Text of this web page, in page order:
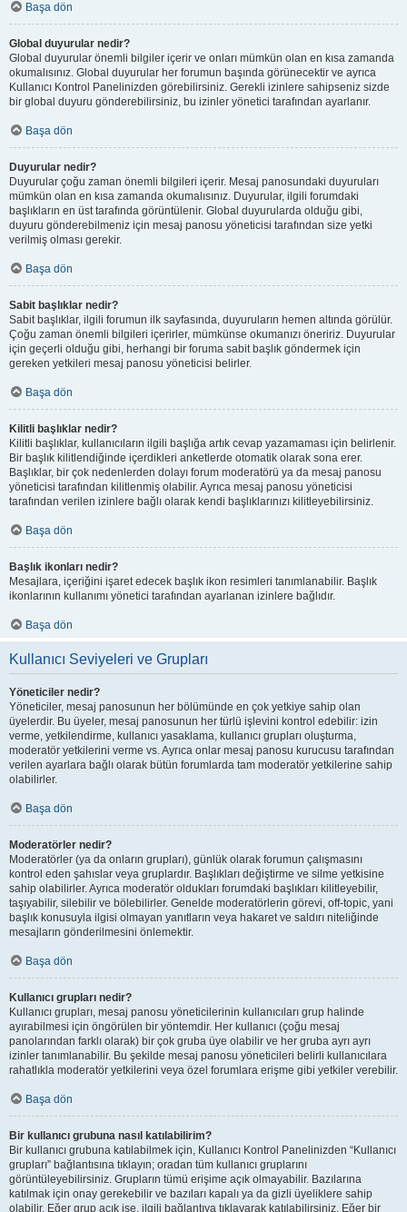
Başa dön
Global duyurular nedir?
Global duyurular önemli bilgiler içerir ve onları mümkün olan en kısa zamanda
okumalısınız. Global duyurular her forumun başında görünecektir ve ayrıca
Kullanıcı Kontrol Panelinizden görebilirsiniz. Gerekli izinlere sahipseniz sizde
bir global duyuru gönderebilirsiniz, bu izinler yönetici tarafından ayarlanır.
Başa dön
Duyurular nedir?
Duyurular çoğu zaman önemli bilgileri içerir. Mesaj panosundaki duyuruları
mümkün olan en kısa zamanda okumalısınız. Duyurular, ilgili forumdaki
başlıkların en üst tarafında görüntülenir. Global duyurularda olduğu gibi,
duyuru gönderebilmeniz için mesaj panosu yöneticisi tarafından size yetki
verilmiş olması gerekir.
Başa dön
Sabit başlıklar nedir?
Sabit başlıklar, ilgili forumun ilk sayfasında, duyuruların hemen altında görülür.
Çoğu zaman önemli bilgileri içerirler, mümkünse okumanızı öneririz. Duyurular
için geçerli olduğu gibi, herhangi bir foruma sabit başlık göndermek için
gereken yetkileri mesaj panosu yöneticisi belirler.
Başa dön
Kilitli başlıklar nedir?
Kilitli başlıklar, kullanıcıların ilgili başlığa artık cevap yazamaması için belirlenir.
Bir başlık kilitlendiğinde içerdikleri anketlerde otomatik olarak sona erer.
Başlıklar, bir çok nedenlerden dolayı forum moderatörü ya da mesaj panosu
yöneticisi tarafından kilitlenmiş olabilir. Ayrıca mesaj panosu yöneticisi
tarafından verilen izinlere bağlı olarak kendi başlıklarınızı kilitleyebilirsiniz.
Başa dön
Başlık ikonları nedir?
Mesajlara, içeriğini işaret edecek başlık ikon resimleri tanımlanabilir. Başlık
ikonlarının kullanımı yönetici tarafından ayarlanan izinlere bağlıdır.
Başa dön
Kullanıcı Seviyeleri ve Grupları
Yöneticiler nedir?
Yöneticiler, mesaj panosunun her bölümünde en çok yetkiye sahip olan
üyelerdir. Bu üyeler, mesaj panosunun her türlü işlevini kontrol edebilir: izin
verme, yetkilendirme, kullanıcı yasaklama, kullanıcı grupları oluşturma,
moderatör yetkilerini verme vs. Ayrıca onlar mesaj panosu kurucusu tarafından
verilen ayarlara bağlı olarak bütün forumlarda tam moderatör yetkilerine sahip
olabilirler.
Başa dön
Moderatörler nedir?
Moderatörler (ya da onların grupları), günlük olarak forumun çalışmasını
kontrol eden şahıslar veya gruplardır. Başlıkları değiştirme ve silme yetkisine
sahip olabilirler. Ayrıca moderatör oldukları forumdaki başlıkları kilitleyebilir,
taşıyabilir, silebilir ve bölebilirler. Genelde moderatörlerin görevi, off-topic, yani
başlık konusuyla ilgisi olmayan yanıtların veya hakaret ve saldırı niteliğinde
mesajların gönderilmesini önlemektir.
Başa dön
Kullanıcı grupları nedir?
Kullanıcı grupları, mesaj panosu yöneticilerinin kullanıcıları grup halinde
ayırabilmesi için öngörülen bir yöntemdir. Her kullanıcı (çoğu mesaj
panolarından farklı olarak) bir çok gruba üye olabilir ve her gruba ayrı ayrı
izinler tanımlanabilir. Bu şekilde mesaj panosu yöneticileri belirli kullanıcılara
rahatlıkla moderatör yetkilerini veya özel forumlara erişme gibi yetkiler verebilir.
Başa dön
Bir kullanıcı grubuna nasıl katılabilirim?
Bir kullanıcı grubuna katılabilmek için, Kullanıcı Kontrol Panelinizden “Kullanıcı
grupları” bağlantısına tıklayın; oradan tüm kullanıcı gruplarını
görüntüleyebilirsiniz. Grupların tümü erişime açık olmayabilir. Bazılarına
katılmak için onay gerekebilir ve bazıları kapalı ya da gizli üyeliklere sahip
olabilir. Eğer grup açık ise, ilgili bağlantıya tıklayarak katılabilirsiniz. Eğer bir